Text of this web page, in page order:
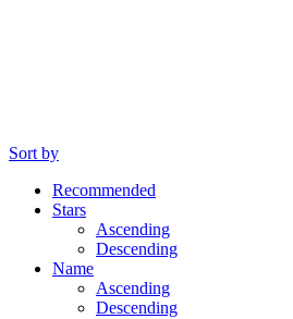
Sort by
Recommended
Stars
Ascending
Descending
Name
Ascending
Descending